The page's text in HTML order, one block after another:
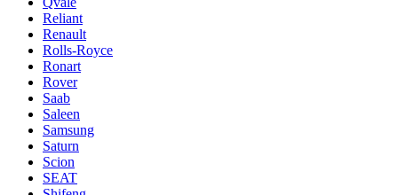
Reliant
Renault
Rolls-Royce
Ronart
Rover
Saab
Saleen
Samsung
Saturn
Scion
SEAT